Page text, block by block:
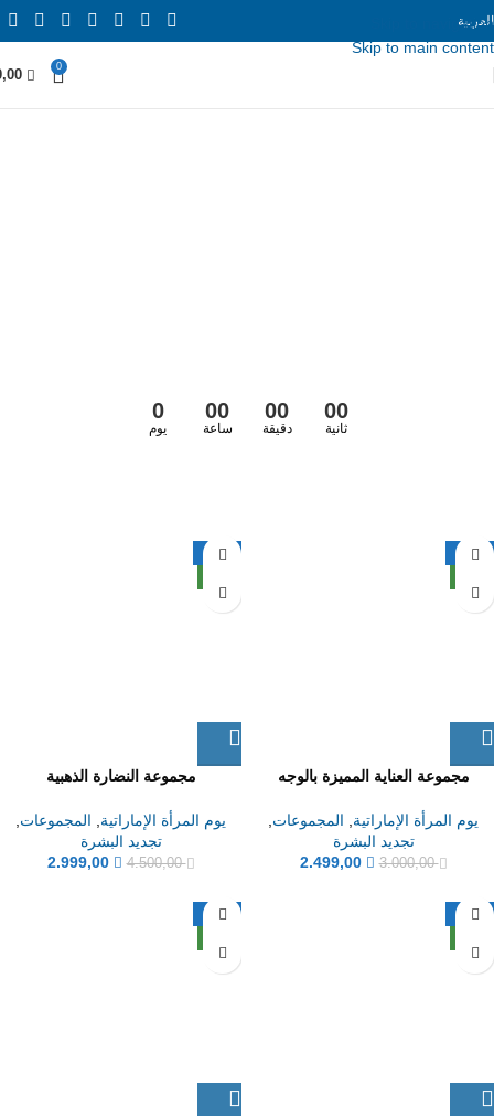
Skip to navigation
Skip to main content
العربية
0
0
يوم
00
ساعة
00
دقيقة
00
ثانية
-17%
مجموعة العناية المميزة بالوجه
يوم المرأة الإماراتية المجموعات
تجديد البشرة
3.000,00
2.499,00
-33%
مجموعة النضارة الذهبية
يوم المرأة الإماراتية المجموعات
تجديد البشرة
4.500,00
2.999,00
-41%
-17%